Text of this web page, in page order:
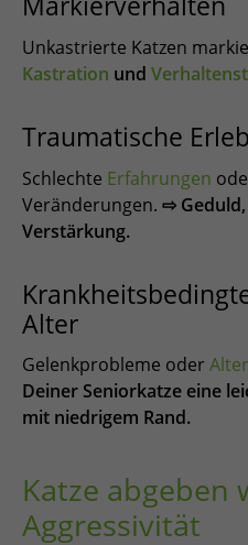
Unkastrierte Katzen
Kastration und
Traumatische
Schlechte Erfahrungen
Veränderungen. ⇨
Verstärkung.
Alter
Gelenkprobleme oder
Deiner Seniorkatze eine
mit niedrigem Rand.
Katze abgeben
Aggressivität